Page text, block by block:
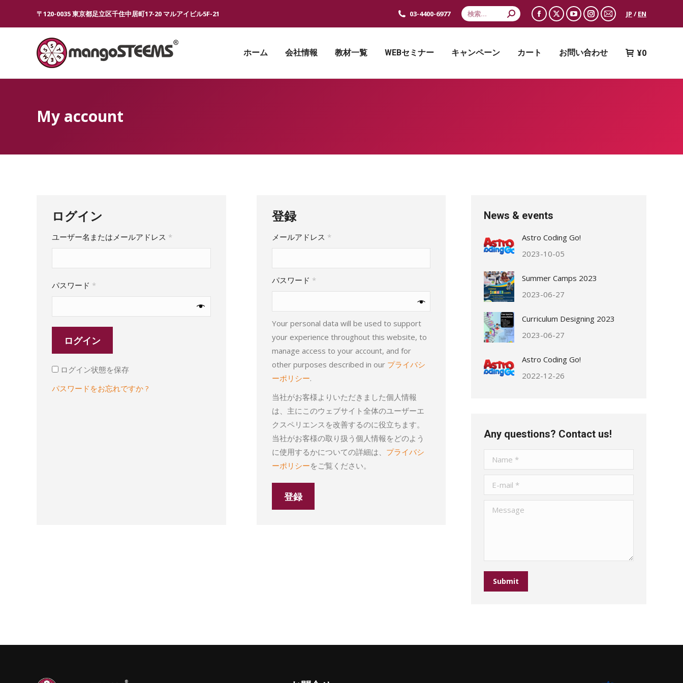
〒120-0035 東京都足立区千住中居町17-20 マルアイビル5F-21 03-4400-6977 Search:
Facebook
opens
new
X
opens
new
YouTube
opens
new
Instagram
opens
new
Mail
opens
new
JP /EN
ホーム 会社情報 教材一覧 WEBセミナー キャンペーン カート お問い合わせ ¥0
My account
ログイン
ユーザー名またはメールアドレス *必
須
パスワード *必
須
ログイン
ログイン状態を保存
パスワードをお忘れですか ?
登録
メールアドレス *必
須
パスワード *必
須
Your personal data will be used to support
your experience throughout this website, to
manage access to your account, and for
other purposes described in our プライバシ
ーポリシー.
当社がお客様よりいただきました個人情報
は、主にこのウェブサイト全体のユーザーエ
クスペリエンスを改善するのに役立ちます。
当社がお客様の取り扱う個人情報をどのよう
に使用するかについての詳細は、 プライバシ
ーポリシーをご覧ください。
登録
News & events
Astro Coding Go!
2023-10-05
Summer Camps 2023
2023-06-27
Curriculum Designing 2023
2023-06-27
Astro Coding Go!
2022-12-26
Any questions? Contact us!
Name *
E-mail *
Message
Submit